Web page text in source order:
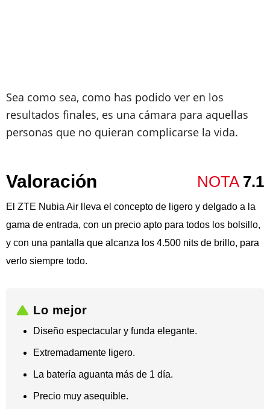
Sea como sea, como has podido ver en los
resultados finales, es una cámara para aquellas
personas que no quieran complicarse la vida.
Valoración NOTA 7.1
El ZTE Nubia Air lleva el concepto de ligero y delgado a la
gama de entrada, con un precio apto para todos los bolsillo,
y con una pantalla que alcanza los 4.500 nits de brillo, para
verlo siempre todo.
Lo mejor
Diseño espectacular y funda elegante.
Extremadamente ligero.
La batería aguanta más de 1 día.
Precio muy asequible.